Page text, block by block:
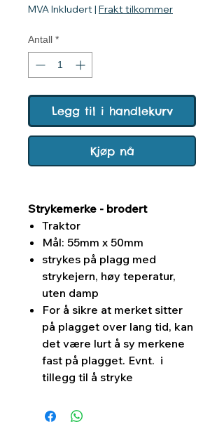
MVA Inkludert | Frakt tilkommer
Antall *
Legg til i handlekurv
Kjøp nå
Strykemerke - brodert
Traktor
Mål: 55mm x 50mm
strykes på plagg med
strykejern, høy teperatur,
uten damp
For å sikre at merket sitter
på plagget over lang tid, kan
det være lurt å sy merkene
fast på plagget. Evnt. i
tillegg til å stryke